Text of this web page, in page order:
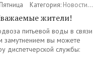
Категория: Новости/
жители!
питьевой воды в связи
замутнением вы можете
диспетчерской службы: